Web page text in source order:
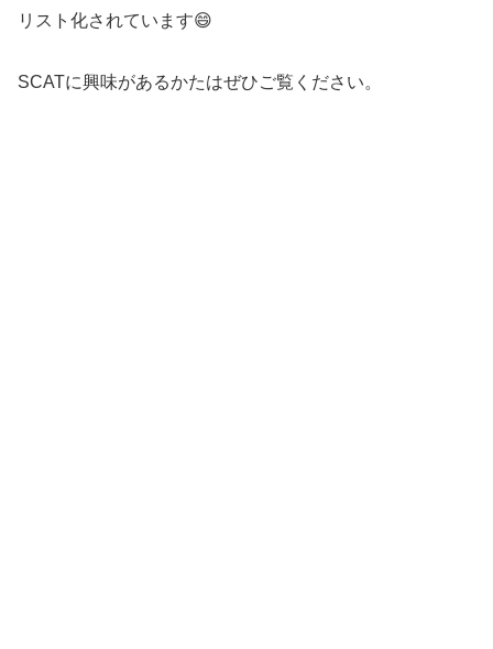
リスト化されています😄
SCATに興味があるかたはぜひご覧ください。